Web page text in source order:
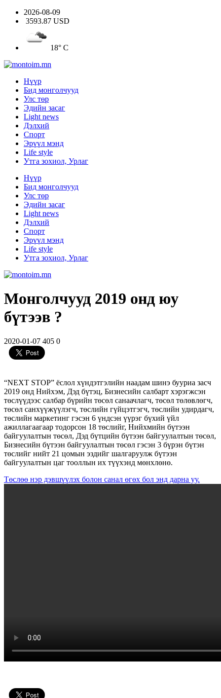
2026-08-09
3593.87 USD
18° C
Нүүр
Бид монголчууд
Улс төр
Эдийн засаг
Light news
Дэлхий
Спорт
Эрүүл мэнд
Life style
Утга зохиол, Урлаг
Нүүр
Бид монголчууд
Улс төр
Эдийн засаг
Light news
Дэлхий
Спорт
Эрүүл мэнд
Life style
Утга зохиол, Урлаг
Монголчууд 2019 онд юу
бүтээв ?
2020-01-07 405 0
“NEXT STOP” ёслол хүндэтгэлийн наадам шинэ бууриа засч
2019 онд Нийхэм, Дэд бүтэц, Бизнесийн салбарт хэрэгжсэн
төслүүдээс салбар бүрийн төсөл санаачлагч, төсөл төлөвлөгч,
төсөл санхүүжүүлэгч, төслийн гүйцэтгэгч, төслийн удирдагч,
төслийн маркетинг гэсэн 6 үндсэн үүрэг бүхий үйл
ажиллагаагаар тодорсон 18 төслийг, Нийхмийн бүтээн
байгуулалтын төсөл, Дэд бүтцийн бүтээн байгуулалтын төсөл,
Бизнесийн бүтээн байгуулалтын төсөл гэсэн 3 бүрэн бүтэн
төслийг нийт 21 цомын эздийг шалгаруулж бүтээн
байгуулалтын цаг тооллын их түүхэнд мөнхлөнө.
Төслөө нэр дэвшүүлэх болон санал өгөх бол энд дарна уу.